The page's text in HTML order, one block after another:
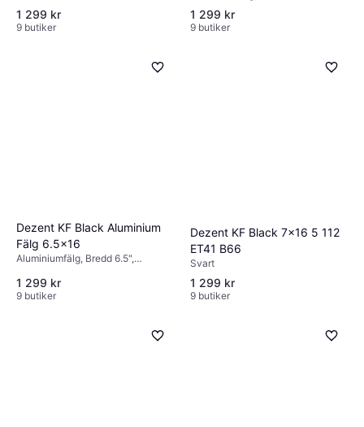
1 299 kr
9 butiker
Diameter 16", Silver, Svart
1 299 kr
9 butiker
Dezent KF Black Aluminium
Fälg 6.5x16
Aluminiumfälg, Bredd 6.5",
1 299 kr
9 butiker
Dezent KF Black 7x16 5 112
ET41 B66
Svart
1 299 kr
9 butiker